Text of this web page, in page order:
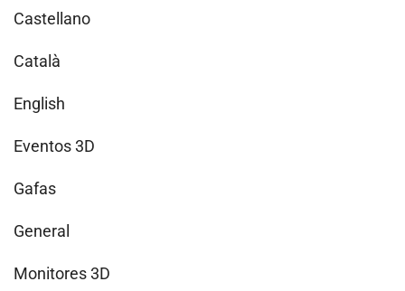
Castellano
Català
English
Eventos 3D
Gafas
General
Monitores 3D